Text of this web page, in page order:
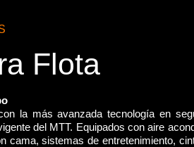
Flota
la más avanzada tecnología en
del MTT. Equipados con aire
cama, sistemas de entretenimiento,